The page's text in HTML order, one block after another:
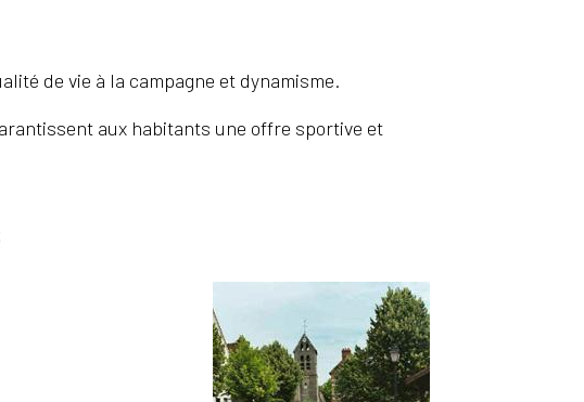
de vie à la campagne et dynamisme.
aux habitants une offre sportive et